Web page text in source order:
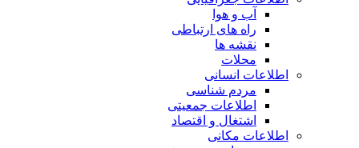
آب و هوا
راه های ارتباطی
نقشه ها
محلات
اطلاعات انسانی
مردم شناسی
اطلاعات جمعیتی
اشتغال و اقتصاد
اطلاعات مکانی